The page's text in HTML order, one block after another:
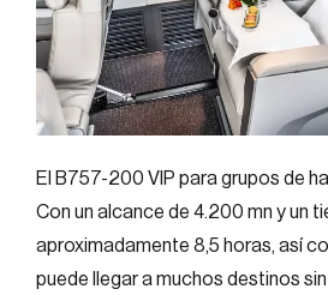
El B757-200 VIP para grupos de
Con un alcance de 4.200 mn y un
aproximadamente 8,5 horas, así
puede llegar a muchos destinos